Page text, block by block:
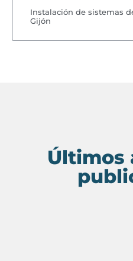
Instalación de sistemas
Gijón
Últimos